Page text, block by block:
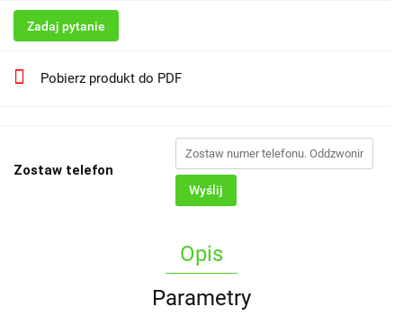
Zadaj pytanie
Pobierz produkt do PDF
Zostaw telefon
Wyślij
Opis
Parametry